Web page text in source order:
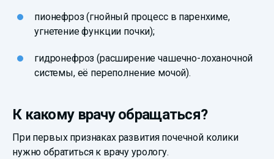
пионефроз (гнойный процесс в паренхиме,
угнетение функции почки);
гидронефроз (расширение чашечно-лоханочной
системы, её переполнение мочой).
К какому врачу обращаться?
При первых признаках развития почечной колики
нужно обратиться к врачу урологу.